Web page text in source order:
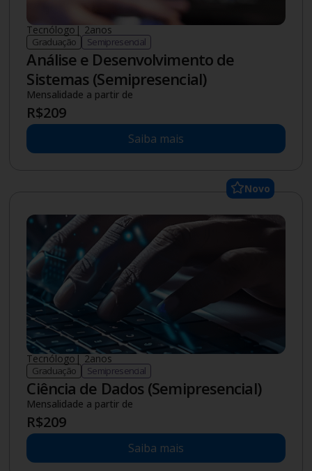
Tecnólogo| 2anos
Graduação Semipresencial
Análise e Desenvolvimento de
Sistemas (Semipresencial)
Mensalidade a partir de
R$209
Saiba mais
Novo
Tecnólogo| 2anos
Graduação Semipresencial
Ciência de Dados (Semipresencial)
Mensalidade a partir de
R$209
Saiba mais